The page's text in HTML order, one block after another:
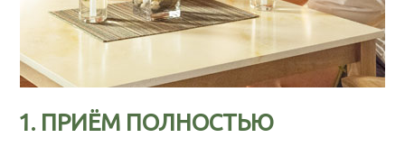
1. ПРИЁМ ПОЛНОСТЬЮ